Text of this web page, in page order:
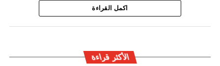
ويأتي توقيف المشتبه به في سياق التزام المصالح الأمنية
اكمل القراءة
الأكثر قراءة